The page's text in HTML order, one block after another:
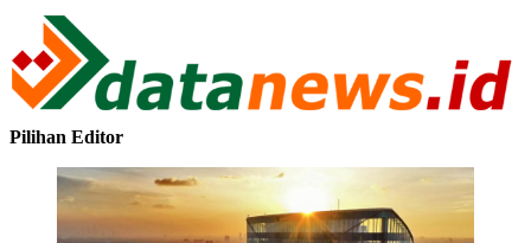
Pilihan Editor